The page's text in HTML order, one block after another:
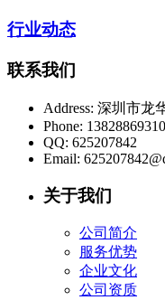
行业动态
联系我们
Address: 深圳市龙
Phone: 13828869310
QQ: 625207842
Email:
关于我们
公司简介
服务优势
企业文化
公司资质